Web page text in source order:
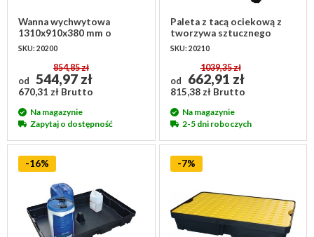
Wanna wychwytowa
1310x910x380 mm o
pojemności 230 litrów
SKU: 20200
od
854,85 zł
544,97 zł
670,31 zł Brutto
Na magazynie
Zapytaj o dostępność
Paleta z tacą ociekową z
tworzywa sztucznego
1200x800x175 mm z kratką
SKU: 20210
od
1039,35 zł
662,91 zł
815,38 zł Brutto
Na magazynie
2-5 dni roboczych
-16% -7%